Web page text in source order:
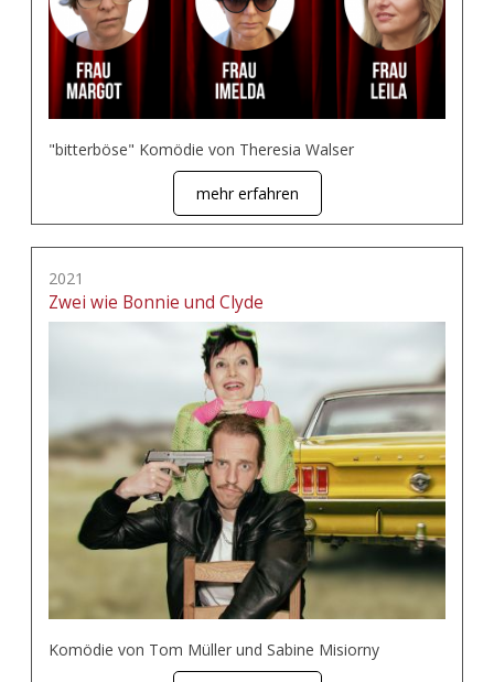
"bitterböse" Komödie von Theresia Walser
mehr erfahren
2021
Zwei wie Bonnie und Clyde
Komödie von Tom Müller und Sabine Misiorny